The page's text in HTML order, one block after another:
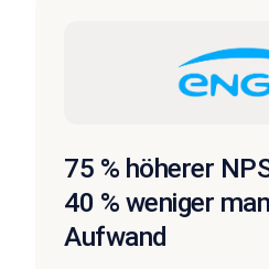
75 % höherer
40 % weniger
Aufwand